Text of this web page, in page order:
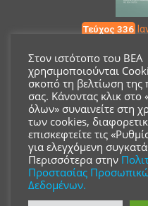
Τεύχος 336
Στον ιστότοπο του ΒΕΑ
χρησιμοποιούνται
σκοπό τη βελτίωση της
σας. Κάνοντας κλικ στο
όλων» συναινείτε στη
των cookies,
επισκεφτείτε τις
για ελεγχόμενη
Περισσότερα στην
Προστασίας
Δεδομένων.